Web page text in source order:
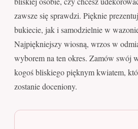
zawsze się sprawdzi. Pięknie
bukiecie, jak i samodzielnie w
Najpiękniejszy wiosną, wrzos w
wyborem na ten okres. Zamów swój
kogoś bliskiego pięknym kwiatem,
zostanie doceniony.